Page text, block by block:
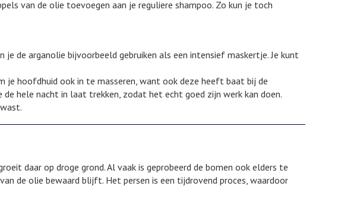
van de olie toevoegen aan je reguliere shampoo. Zo kun je toch
de arganolie bijvoorbeeld gebruiken als een intensief maskertje. Je kunt
je hoofdhuid ook in te masseren, want ook deze heeft baat bij de
hele nacht in laat trekken, zodat het echt goed zijn werk kan doen.
daar op droge grond. Al vaak is geprobeerd de bomen ook elders te
de olie bewaard blijft. Het persen is een tijdrovend proces, waardoor